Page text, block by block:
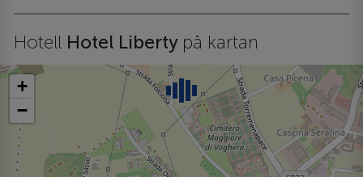
Hotell Hotel Liberty på kartan
+
−